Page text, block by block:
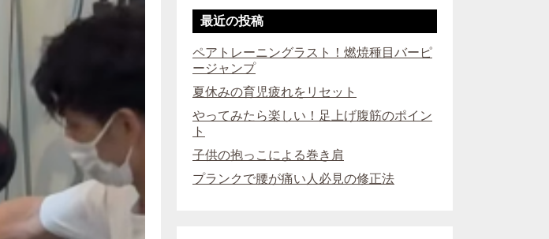
最近の投稿
ペアトレーニングラスト！燃焼種目バーピ
ージャンプ
夏休みの育児疲れをリセット
やってみたら楽しい！足上げ腹筋のポイン
ト
子供の抱っこによる巻き肩
プランクで腰が痛い人必見の修正法